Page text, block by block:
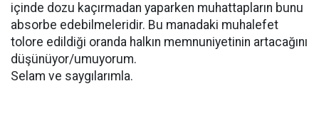
içinde dozu kaçırmadan yaparken muhattapların bunu
absorbe edebilmeleridir. Bu manadaki muhalefet
tolore edildiği oranda halkın memnuniyetinin artacağını
düşünüyor/umuyorum.
Selam ve saygılarımla.